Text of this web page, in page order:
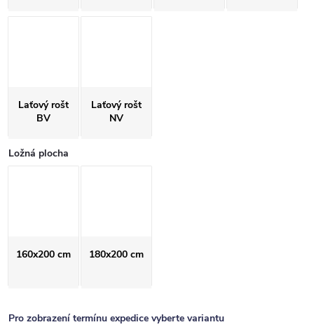
Laťový rošt
BV
Laťový rošt
NV
Ložná plocha
160x200 cm 180x200 cm
Pro zobrazení termínu expedice vyberte variantu